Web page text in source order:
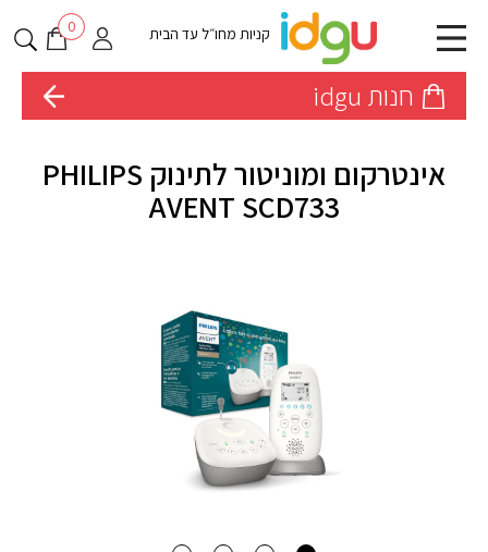
קניות מחו״ל עד הבית 0
חנות idgu
אינטרקום ומוניטור לתינוק PHILIPS
AVENT SCD733